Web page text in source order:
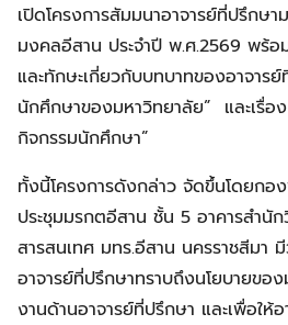
เปิดโครงการสัมมนาอาจารย์ที่ปรึกษา
มงคลอีสาน ประจำปี พ.ศ.2569 พร้อ
และทักษะเกี่ยวกับบทบาทของอาจาร
นักศึกษาของมหาวิทยาลัย” และเรื่อ
กิจกรรมนักศึกษา”
ทั้งนี้โครงการดังกล่าว จัดขึ้นโดย
ประชุมมรกตอีสาน ชั้น 5 อาคารสำนัก
สารสนเทศ มทร.อีสาน นครราชสีมา
อาจารย์ที่ปรึกษาทราบถึงนโยบายขอ
งานด้านอาจารย์ที่ปรึกษา และเพื่อให้